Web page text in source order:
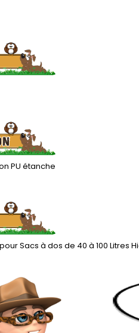
PU étanche
Sacs à dos de 40 à 100 Litres